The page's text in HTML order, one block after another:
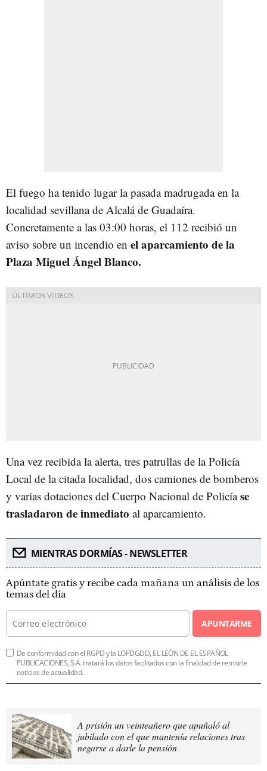
El fuego ha tenido lugar la pasada madrugada en la
localidad sevillana de Alcalá de Guadaíra.
Concretamente a las 03:00 horas, el 112 recibió un
aviso sobre un incendio en el aparcamiento de la
Plaza Miguel Ángel Blanco.
Una vez recibida la alerta, tres patrullas de la Policía
Local de la citada localidad, dos camiones de bomberos
y varias dotaciones del Cuerpo Nacional de Policíase
trasladaron de inmediato al aparcamiento.
MIENTRAS DORMÍAS - NEWSLETTER
Apúntate gratis y recibe cada mañana un análisis de los
temas del día
APUNTARME
De conformidad con el RGPD y la LOPDGDD, EL LEÓN DE EL ESPAÑOL
PUBLICACIONES, S.A. tratará los datos facilitados con la finalidad de remitirle
noticias de actualidad.
A prisión un veinteañero que apuñaló al
jubilado con el que mantenía relaciones tras
negarse a darle la pensión